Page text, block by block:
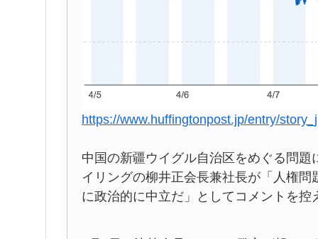
https://www.huffingtonpost.jp/entry/
中国の新疆ウイグル自治区をめぐる問
イリングの柳井正会長兼社長が「人権
に政治的に中立だ」としてコメントを